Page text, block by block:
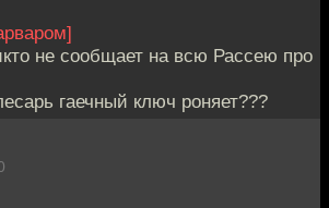
не сообщает на всю Рассею про
гаечный ключ роняет???